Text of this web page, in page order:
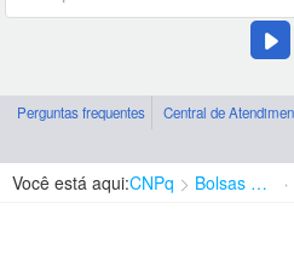
Perguntas frequentes Central de
Você está aqui:CNPq Bolsas e Auxílios Vigentes